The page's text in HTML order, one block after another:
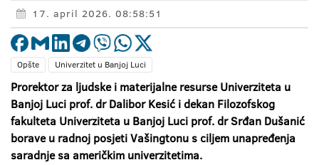
17. april 2026. 08:58:51
Opšte Univerzitet u Banjoj Luci
Prorektor za ljudske i materijalne resurse Univerziteta u
Banjoj Luci prof. dr Dalibor Kesić i dekan Filozofskog
fakulteta Univerziteta u Banjoj Luci prof. dr Srđan Dušanić
borave u radnoj posjeti Vašingtonu s ciljem unapređenja
saradnje sa američkim univerzitetima.